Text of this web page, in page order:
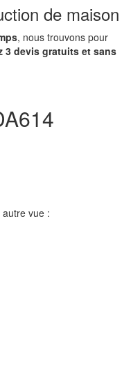
de maison
, nous trouvons pour
3 devis gratuits et sans
vue :